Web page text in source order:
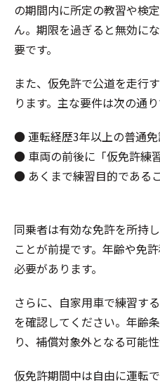
の期間内に所定の教習や検
ん。期限を過ぎると無効に
要です。
また、仮免許で公道を走行
ります。主な要件は次の通り
● 運転経歴3年以上の普通
● 車両の前後に「仮免許練
● あくまで練習目的である
同乗者は有効な免許を所持
ことが前提です。年齢や免
必要があります。
さらに、自家用車で練習す
を確認してください。年齢
り、補償対象外となる可能性
仮免許期間中は自由に運転